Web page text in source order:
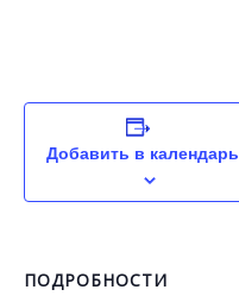
Добавить в календарь
ПОДРОБНОСТИ